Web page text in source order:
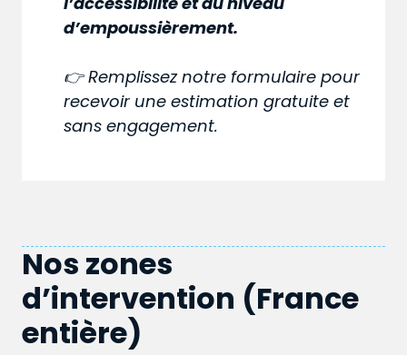
d’empoussièrement.
👉 Remplissez notre formulaire pour
recevoir une estimation gratuite et
sans engagement.
Nos zones
d’intervention (France
entière)